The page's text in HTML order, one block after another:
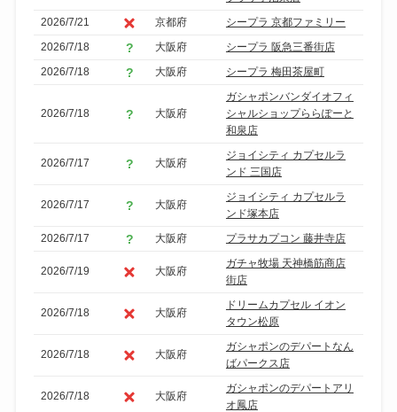
2026/7/21
京都府
シープラ 京都ファミリー
2026/7/18
大阪府
シープラ 阪急三番街店
2026/7/18
大阪府 シープラ 梅田茶屋町
2026/7/18 大阪府
ガシャポンバンダイオフィ
シャルショップららぽーと
和泉店
2026/7/17 大阪府
ジョイシティ カプセルラ
ンド 三国店
2026/7/17 大阪府
ジョイシティ カプセルラ
ンド塚本店
2026/7/17
大阪府 プラサカプコン 藤井寺店
2026/7/19 大阪府
ガチャ牧場 天神橋筋商店
街店
2026/7/18 大阪府
ドリームカプセル イオン
タウン松原
2026/7/18 大阪府
ガシャポンのデパートなん
ばパークス店
2026/7/18 大阪府
ガシャポンのデパートアリ
オ鳳店